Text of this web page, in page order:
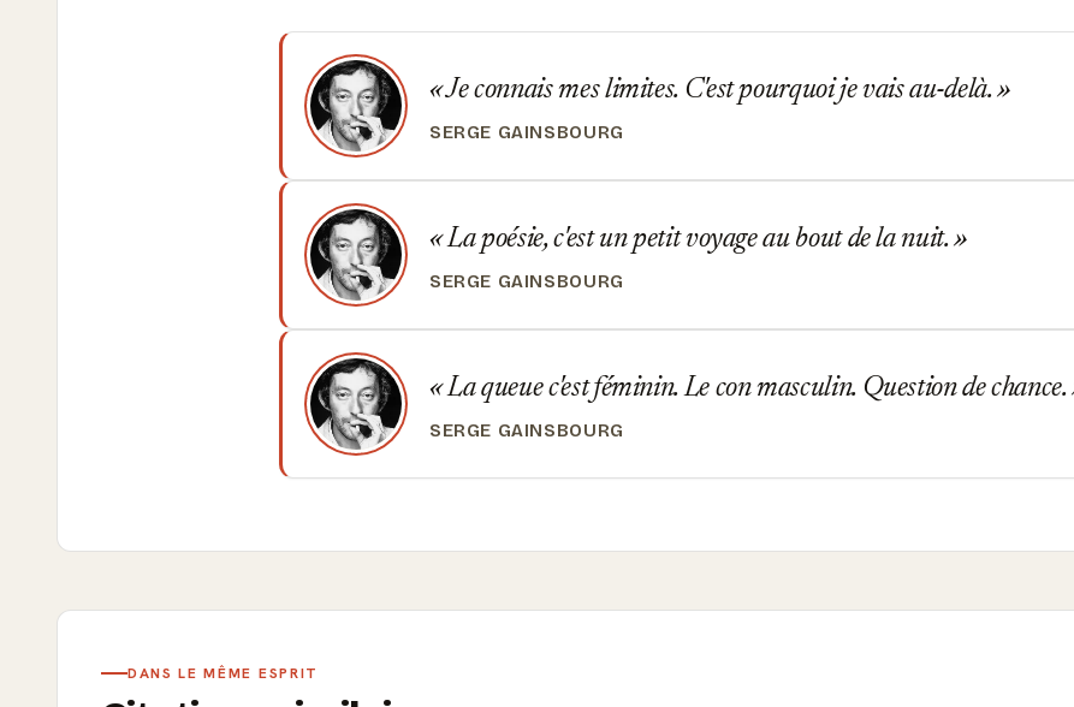
Je connais mes limites. C'est pourquoi je vais au-delà.
SERGE GAINSBOURG
La poésie, c'est un petit voyage au bout de la nuit.
SERGE GAINSBOURG
La queue c'est féminin. Le con masculin. Question de chance.
SERGE GAINSBOURG
DANS LE MÊME ESPRIT